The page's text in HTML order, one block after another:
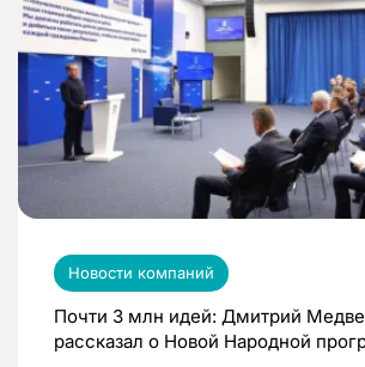
Новости компаний
Почти 3 млн идей: Дмитрий
рассказал о Новой Народной